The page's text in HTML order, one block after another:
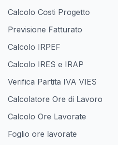
Calcolo Costi Progetto
Previsione Fatturato
Calcolo IRPEF
Calcolo IRES e IRAP
Verifica Partita IVA VIES
Calcolatore Ore di Lavoro
Calcolo Ore Lavorate
Foglio ore lavorate